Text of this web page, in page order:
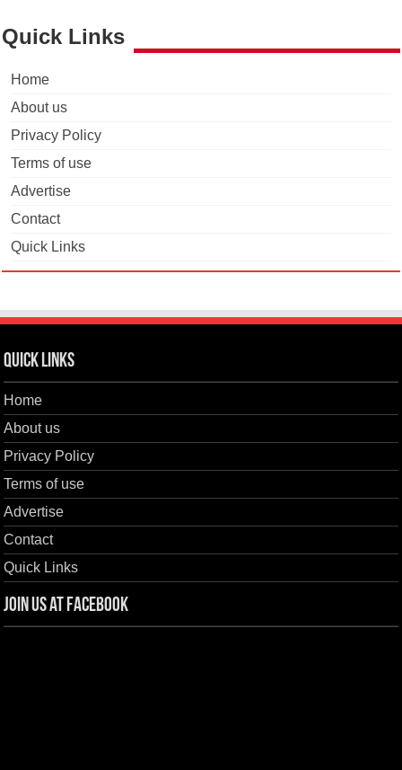
Quick Links
Home
About us
Privacy Policy
Terms of use
Advertise
Contact
Quick Links
Quick Links
Home
About us
Privacy Policy
Terms of use
Advertise
Contact
Quick Links
Join us at Facebook